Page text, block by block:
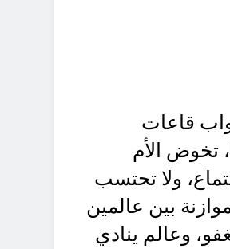
قاعات
تخوض الأم
ولا تحتسب
بين عالمين
وعالم ينادي